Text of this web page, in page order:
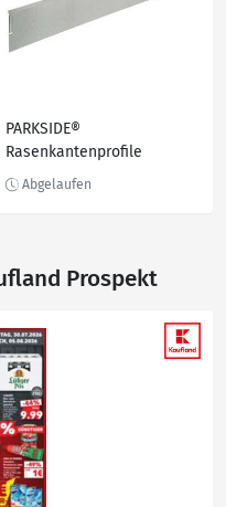
PARKSIDE®
Rasenkantenprofile
Prospekt